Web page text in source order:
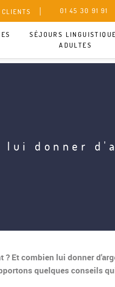
CLIENTS 01 45 30 91 91
SÉJOURS
ADULTES
lui donner
Et combien lui donner
quelques conseils